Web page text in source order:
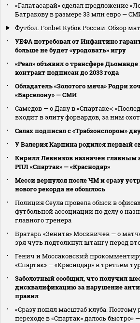
«Галатасарай» сделал предложение
Батракову в размере 33 млн евро —
Футбол. Fonbet Кубок России. Обзор
УЕФА потребовал от Инфантино
больше не будет «уродовать» игру
«Реал» объявил о трансфере
контракт подписан до 2033 года
Обладатель «Золотого мяча» Родри
«Барселону» — СМИ
Самедов — о Даку в «Спартаке»:
входит в элиту форвардов, за ним
Салах подписал с «Трабзонспором»
У Валерия Карпина родился первый
Кирилл Левников назначен главным
РПЛ «Спартак» — «Краснодар»
Месси вернулся после ЧМ и сразу
нового рекорда не обошлось
Полиция Сеула провела обыск в
футбольной ассоциации по делу о
главного тренера
Вратарь «Зенита» Москвичев — о
зря чуть подтолкнул штангу перед
Генич и Моссаковский
«Спартак» — «Краснодар» в третьем
Заболотный сообщил, что получил
дисквалификацию за нарушение
правил
«Сразу понял масштаб клуба. Поэтому
переходе в «Спартак» далось быстро»